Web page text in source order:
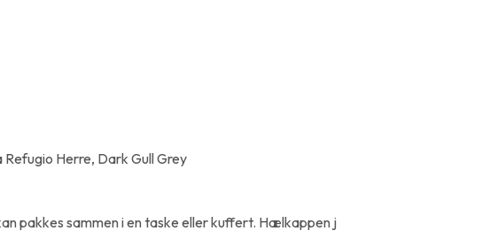
Refugio Herre, Dark Gull Grey
pakkes sammen i en taske eller kuffert. Hælkappen j